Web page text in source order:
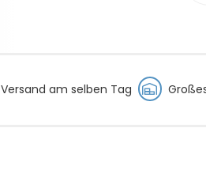
Versand am selben Tag